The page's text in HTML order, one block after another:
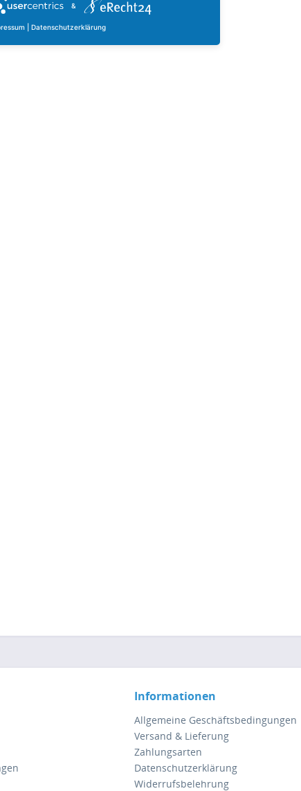
Informationen
Allgemeine Geschäftsbedingungen
Versand & Lieferung
Zahlungsarten
Datenschutzerklärung
Widerrufsbelehrung
&
Datenschutzerklärung